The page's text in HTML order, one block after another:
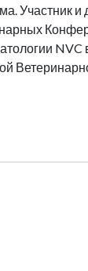
Участник и
NVC